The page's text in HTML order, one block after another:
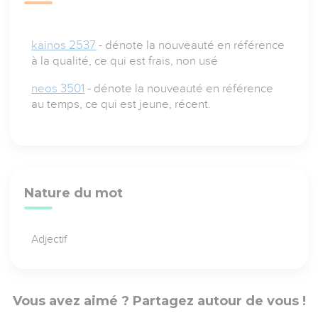
kainos 2537 - dénote la nouveauté en référence
à la qualité, ce qui est frais, non usé
neos 3501 - dénote la nouveauté en référence
au temps, ce qui est jeune, récent.
Nature du mot
Adjectif
Vous avez aimé ? Partagez autour de vous !